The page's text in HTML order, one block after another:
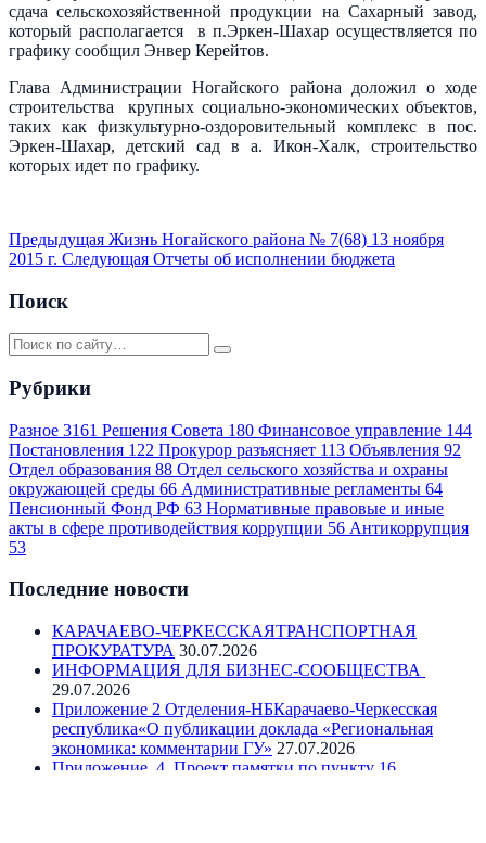
сдача сельскохозяйственной продукции на Сахарный завод,
который располагается в п.Эркен-Шахар осуществляется по
графику сообщил Энвер Керейтов.
Глава Администрации Ногайского района доложил о ходе
строительства крупных социально-экономических объектов,
таких как физкультурно-оздоровительный комплекс в пос.
Эркен-Шахар, детский сад в а. Икон-Халк, строительство
которых идет по графику.
Предыдущая Жизнь Ногайского района № 7(68) 13 ноября
2015 г. Следующая Отчеты об исполнении бюджета
Поиск
Рубрики
Разное 3161 Решения Совета 180 Финансовое управление 144
Постановления 122 Прокурор разъясняет 113 Объявления 92
Отдел образования 88 Отдел сельского хозяйства и охраны
окружающей среды 66 Административные регламенты 64
Пенсионный Фонд РФ 63 Нормативные правовые и иные
акты в сфере противодействия коррупции 56 Антикоррупция
53
Последние новости
КАРАЧАЕВО-ЧЕРКЕССКАЯТРАНСПОРТНАЯ
ПРОКУРАТУРА 30.07.2026
ИНФОРМАЦИЯ ДЛЯ БИЗНЕС-СООБЩЕСТВА
29.07.2026
Приложение 2 Отделения-НБКарачаево-Черкесская
республика«О публикации доклада «Региональная
экономика: комментарии ГУ» 27.07.2026
Приложение_4_Проект памятки по пункту 16